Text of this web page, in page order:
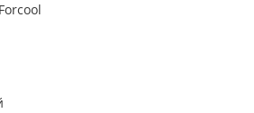
Forcool